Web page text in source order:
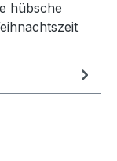
hübsche